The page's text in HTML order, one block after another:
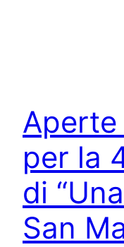
per la
di
San